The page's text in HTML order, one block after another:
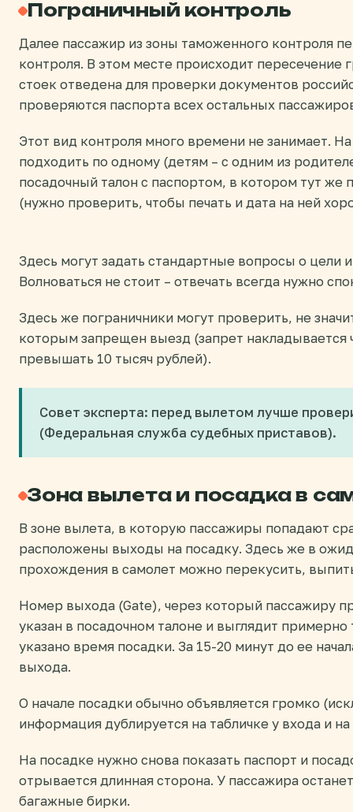
Пограничный контроль
Далее пассажир из зоны таможенного контроля
контроля. В этом месте происходит пересечение
стоек отведена для проверки документов
проверяются паспорта всех остальных
Этот вид контроля много времени не занимает.
подходить по одному (детям – с одним из
посадочный талон с паспортом, в котором тут же
(нужно проверить, чтобы печать и дата на ней
Здесь могут задать стандартные вопросы о цели
Волноваться не стоит – отвечать всегда нужно
Здесь же пограничники могут проверить, не
которым запрещен выезд (запрет накладывается
превышать 10 тысяч рублей).
Совет эксперта: перед вылетом лучше
(Федеральная служба судебных приставов).
Зона вылета и посадка в
В зоне вылета, в которую пассажиры попадают
расположены выходы на посадку. Здесь же в
прохождения в самолет можно перекусить,
Номер выхода (Gate), через который пассажиру
указан в посадочном талоне и выглядит
указано время посадки. За 15-20 минут до ее
выхода.
О начале посадки обычно объявляется громко
информация дублируется на табличке у входа и на
На посадке нужно снова показать паспорт и
отрывается длинная сторона. У пассажира
багажные бирки.